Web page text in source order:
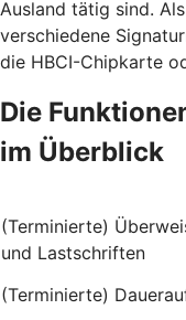
Ausland tätig sind.
verschiedene
die HBCI-Chipkarte
Die
im Überblick
(Terminierte)
und Lastschriften
(Terminierte)